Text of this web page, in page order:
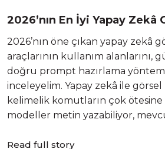
2026’nın En İyi Yapay Zekâ
Üretim Araçları
2026’nın öne çıkan yapay zekâ
araçlarının kullanım alanlarını,
doğru prompt hazırlama
inceleyelim. Yapay zekâ ile
kelimelik komutların çok ötesine
modeller metin yazabiliyor,
aynı karakteri farklı sahnelerde
Read full story